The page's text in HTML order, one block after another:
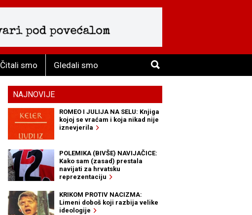
Čitali smo Gledali smo
NAJNOVIJE
ROMEO I JULIJA NA SELU: Knjiga
kojoj se vraćam i koja nikad nije
iznevjerila
POLEMIKA (BIVŠE) NAVIJAČICE:
Kako sam (zasad) prestala
navijati za hrvatsku
reprezentaciju
KRIKOM PROTIV NACIZMA:
Limeni doboš koji razbija velike
ideologije